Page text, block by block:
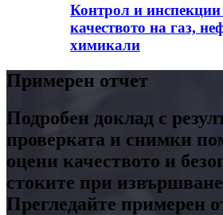
Контрол и инспекции
качеството на газ,
химикали
Примерен отчет
Подробен доклад с
проверката и снимки
оцени качеството и
стоките при
Прегледайте примерен